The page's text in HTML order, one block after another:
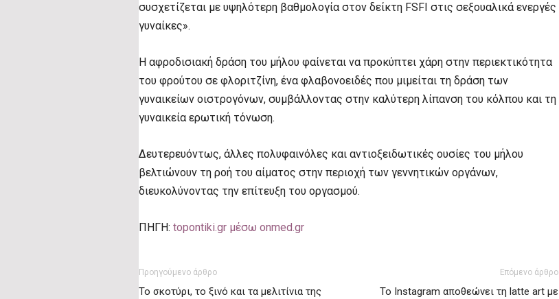
συσχετίζεται με υψηλότερη βαθμολογία στον δείκτη FSFI στις σεξουαλικά ενεργές
γυναίκες».
Η αφροδισιακή δράση του μήλου φαίνεται να προκύπτει χάρη στην περιεκτικότητα
του φρούτου σε φλοριτζίνη, ένα φλαβονοειδές που μιμείται τη δράση των
γυναικείων οιστρογόνων, συμβάλλοντας στην καλύτερη λίπανση του κόλπου και τη
γυναικεία ερωτική τόνωση.
Δευτερευόντως, άλλες πολυφαινόλες και αντιοξειδωτικές ουσίες του μήλου
βελτιώνουν τη ροή του αίματος στην περιοχή των γεννητικών οργάνων,
διευκολύνοντας την επίτευξη του οργασμού.
ΠΗΓΗ: topontiki.gr μέσω onmed.gr
Προηγούμενο άρθρο
Το σκοτύρι, το ξινό και τα μελιτίνια της
Επόμενο άρθρο
Το Instagram αποθεώνει τη latte art με